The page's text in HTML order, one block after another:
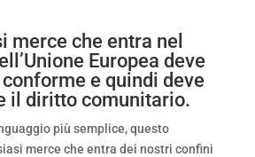
merce che entra nel
Europea deve
e quindi deve
il diritto comunitario.
più semplice, questo
merce che entra dei nostri confini